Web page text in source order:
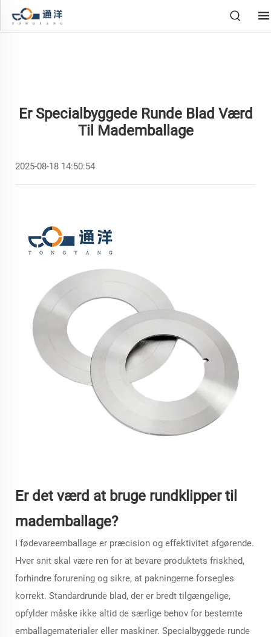
Er Specialbyggede Runde Blad Værd
Til Mademballage
2025-08-18 14:50:54
Er det værd at bruge rundklipper til
mademballage?
I fødevareemballage er præcision og effektivitet afgørende.
Hver snit skal være ren for at bevare produktets friskhed,
forhindre forurening og sikre, at pakningerne forsegles
korrekt. Standardrunde blad, der er bredt tilgængelige,
opfylder måske ikke altid de særlige behov for bestemte
emballagematerialer eller maskiner. Specialbyggede runde